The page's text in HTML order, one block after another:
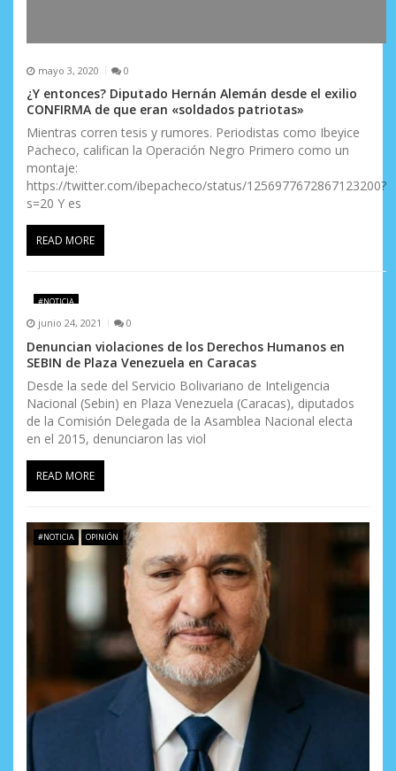
mayo 3, 2020 0
¿Y entonces? Diputado Hernán Alemán desde el exilio
CONFIRMA de que eran «soldados patriotas»
Mientras corren tesis y rumores. Periodistas como Ibeyice
Pacheco, califican la Operación Negro Primero como un
montaje:
https://twitter.com/ibepacheco/status/1256977672867123200?
s=20 Y es
READ MORE
#NOTICIA
junio 24, 2021 0
Denuncian violaciones de los Derechos Humanos en
SEBIN de Plaza Venezuela en Caracas
Desde la sede del Servicio Bolivariano de Inteligencia
Nacional (Sebin) en Plaza Venezuela (Caracas), diputados
de la Comisión Delegada de la Asamblea Nacional electa
en el 2015, denunciaron las viol
READ MORE
#NOTICIA OPINIÓN